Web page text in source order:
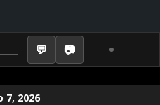
7, 2026